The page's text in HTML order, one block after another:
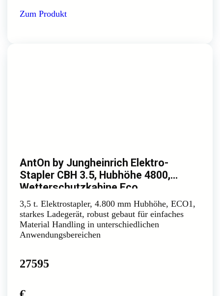
Zum Produkt
AntOn by Jungheinrich Elektro-
Stapler CBH 3.5, Hubhöhe 4800,
Wetterschutzkabine Eco
3,5 t. Elektrostapler, 4.800 mm Hubhöhe, ECO1,
starkes Ladegerät, robust gebaut für einfaches
Material Handling in unterschiedlichen
Anwendungsbereichen
27595